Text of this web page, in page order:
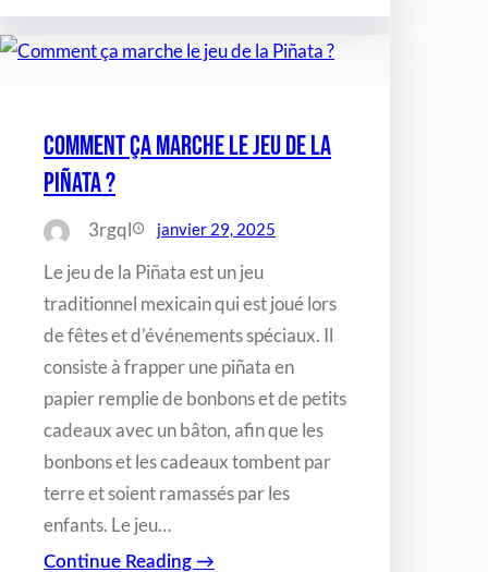
Comment ça marche le jeu de la
Piñata ?
3rgql janvier 29, 2025
Le jeu de la Piñata est un jeu
traditionnel mexicain qui est joué lors
de fêtes et d’événements spéciaux. Il
consiste à frapper une piñata en
papier remplie de bonbons et de petits
cadeaux avec un bâton, afin que les
bonbons et les cadeaux tombent par
terre et soient ramassés par les
enfants. Le jeu…
Continue Reading →